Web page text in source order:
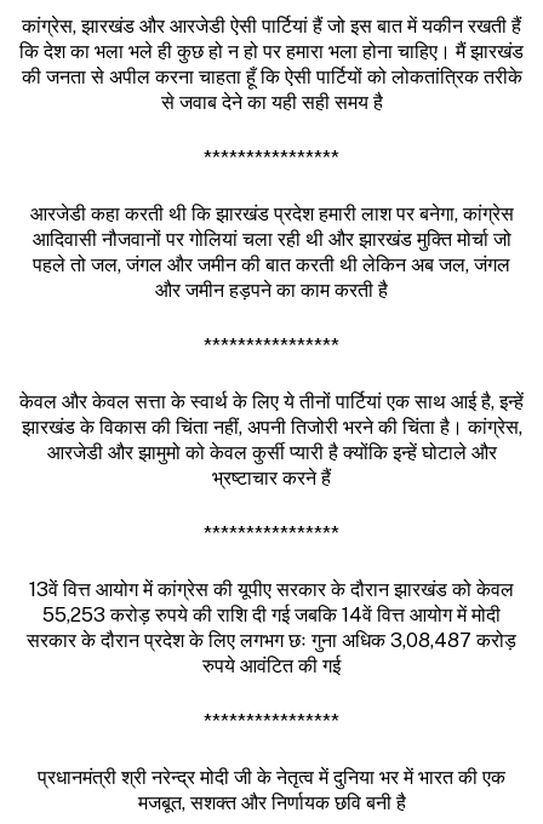
कांग्रेस, झारखंड और आरजेडी ऐसी पार्टियां हैं जो इस बात में यकीन रखती हैं
कि देश का भला भले ही कुछ हो न हो पर हमारा भला होना चाहिए। मैं झारखंड
की जनता से अपील करना चाहता हूँ कि ऐसी पार्टियों को लोकतांत्रिक तरीके
से जवाब देने का यही सही समय है
****************
आरजेडी कहा करती थी कि झारखंड प्रदेश हमारी लाश पर बनेगा, कांग्रेस
आदिवासी नौजवानों पर गोलियां चला रही थी और झारखंड मुक्ति मोर्चा जो
पहले तो जल, जंगल और जमीन की बात करती थी लेकिन अब जल, जंगल
और जमीन हड़पने का काम करती है
****************
केवल और केवल सत्ता के स्वार्थ के लिए ये तीनों पार्टियां एक साथ आई है, इन्हें
झारखंड के विकास की चिंता नहीं, अपनी तिजोरी भरने की चिंता है। कांग्रेस,
आरजेडी और झामुमो को केवल कुर्सी प्यारी है क्योंकि इन्हें घोटाले और
भ्रष्टाचार करने हैं
****************
13वें वित्त आयोग में कांग्रेस की यूपीए सरकार के दौरान झारखंड को केवल
55,253 करोड़ रुपये की राशि दी गई जबकि 14वें वित्त आयोग में मोदी
सरकार के दौरान प्रदेश के लिए लगभग छः गुना अधिक 3,08,487 करोड़
रुपये आवंटित की गई
****************
प्रधानमंत्री श्री नरेन्द्र मोदी जी के नेतृत्व में दुनिया भर में भारत की एक
मजबूत, सशक्त और निर्णायक छवि बनी है